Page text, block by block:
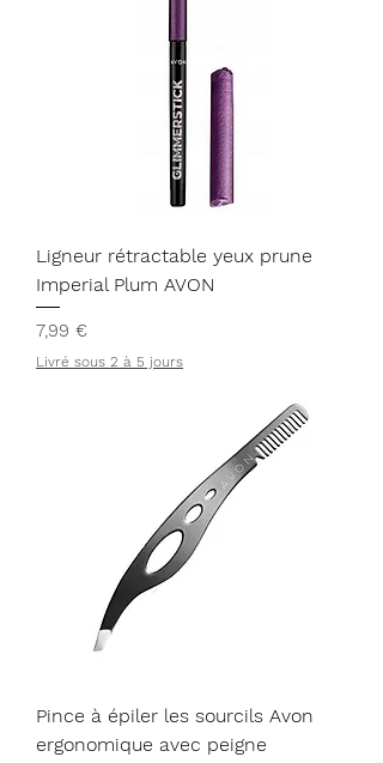
Ligneur rétractable yeux prune
Imperial Plum AVON
Prix
7,99 €
Livré sous 2 à 5 jours
Pince à épiler les sourcils Avon
ergonomique avec peigne